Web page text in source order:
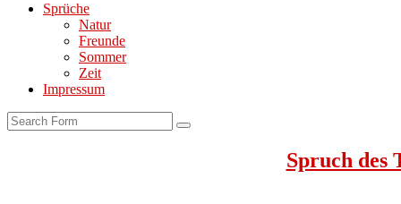
Sprüche
Natur
Freunde
Sommer
Zeit
Impressum
Search
Spruch des